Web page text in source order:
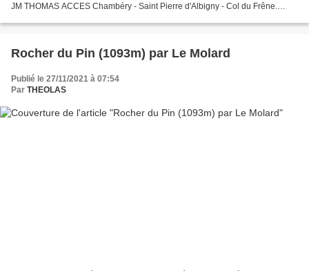
JM THOMAS ACCES Chambéry - Saint Pierre d'Albigny - Col du Frêne.
Rocher du Pin (1093m) par Le Molard
Publié le 27/11/2021 à 07:54
Par THEOLAS